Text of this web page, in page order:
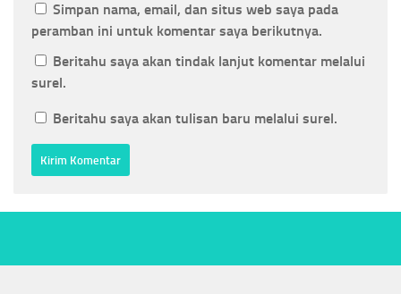
Simpan nama, email, dan situs web saya pada
peramban ini untuk komentar saya berikutnya.
Beritahu saya akan tindak lanjut komentar melalui
surel.
Beritahu saya akan tulisan baru melalui surel.